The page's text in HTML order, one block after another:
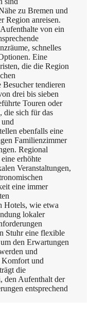
zu Bremen und
Region anreisen.
von ein
schnelles
Eine
die die Region
tendieren
drei bis sieben
Touren oder
die sich für das
ebenfalls eine
Familienzimmer
Regional
erhöhte
Veranstaltungen,
eine immer
Hotels, wie etwa
lokaler
Stuhr eine flexible
den Erwartungen
und
Komfort und
die
den Aufenthalt der
entsprechend